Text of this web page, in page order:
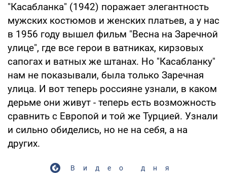
"Касабланка" (1942) поражает элегантность
мужских костюмов и женских платьев, а у нас
в 1956 году вышел фильм "Весна на Заречной
улице", где все герои в ватниках, кирзовых
сапогах и ватных же штанах. Но "Касабланку"
нам не показывали, была только Заречная
улица. И вот теперь россияне узнали, в каком
дерьме они живут - теперь есть возможность
сравнить с Европой и той же Турцией. Узнали
и сильно обиделись, но не на себя, а на
других.
Видео дня